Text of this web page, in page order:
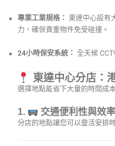
專業工業規格： 東達中心設有
力，確保貴重物件免受碰撞。
24小時保安系統： 全天候
東達中心分店：
選擇地點能省下大量的時間成
1. 交通便利性與效
分店的地點讓您可以靈活安排